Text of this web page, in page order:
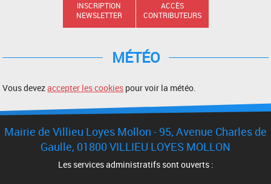
INSCRIPTION
NEWSLETTER
ACCÈS
CONTRIBUTEURS
MÉTÉO
Vous devezaccepter les cookies pour voir la météo.
Mairie de Villieu Loyes Mollon - 95, Avenue Charles de
Gaulle, 01800 VILLIEU LOYES MOLLON
Les services administratifs sont ouverts :